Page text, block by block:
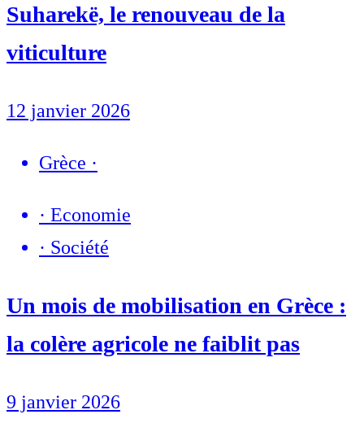
Suharekë, le renouveau de la
viticulture
12 janvier 2026
Grèce ·
· Economie
· Société
Un mois de mobilisation en Grèce :
la colère agricole ne faiblit pas
9 janvier 2026